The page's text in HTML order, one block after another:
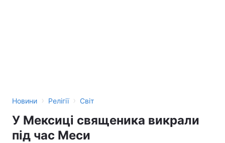
Новини › Релігії › Світ
У Мексиці священика викрали
під час Меси